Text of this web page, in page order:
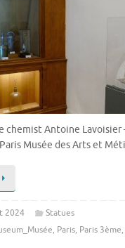
chemist Antoine Lavoisier
Musée des Arts et
2024
Statues
, Paris, Paris 3ème,